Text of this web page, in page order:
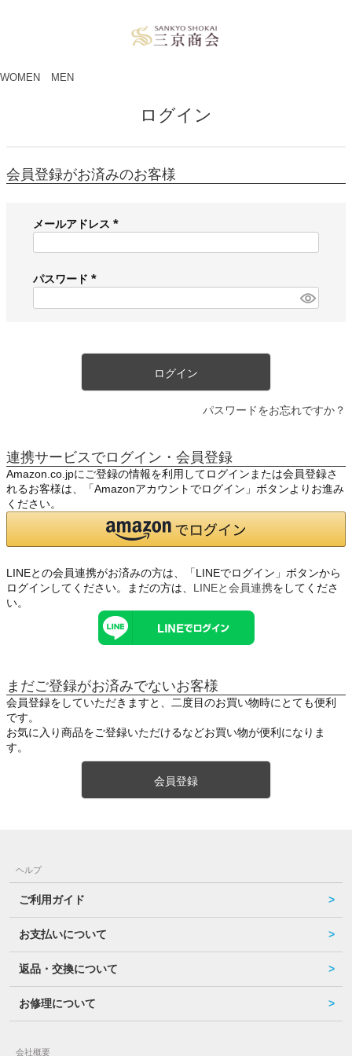
WOMEN MEN
ログイン
会員登録がお済みのお客様
メールアドレス
必
)
パスワード
必
ログイン
パスワードをお忘れですか？
連携サービスでログイン・会員登録
Amazon.co.jpにご登録の情報を利用してログインまたは会員登録さ
れるお客様は、「Amazonアカウントでログイン」ボタンよりお進み
ください。
LINEとの会員連携がお済みの方は、「LINEでログイン」ボタンから
ログインしてください。まだの方は、 LINEと会員連携をしてくださ
い。
まだご登録がお済みでないお客様
会員登録をしていただきますと、二度目のお買い物時にとても便利
です。
お気に入り商品をご登録いただけるなどお買い物が便利になりま
す。
会員登録
ヘルプ
ご利用ガイド
お支払いについて
返品・交換について
お修理について
会社概要